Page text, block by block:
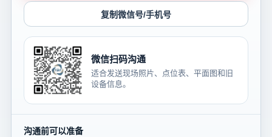
复制微信号/手机号
微信扫码沟通
适合发送现场照片、点位表、平面图和旧
设备信息。
沟通前可以准备